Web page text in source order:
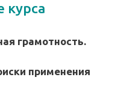
курса
грамотность.
применения